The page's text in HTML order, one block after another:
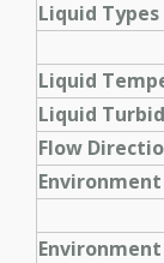
Liquid Types
all
Liquid
Liquid
Flow